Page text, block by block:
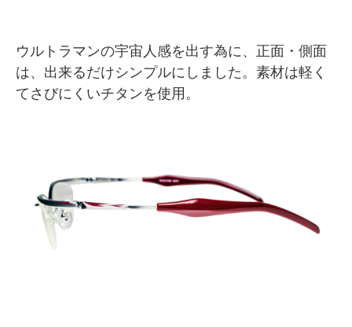
ウルトラマンの宇宙人感を出す為に、正面・側面
は、出来るだけシンプルにしました。素材は軽く
てさびにくいチタンを使用。